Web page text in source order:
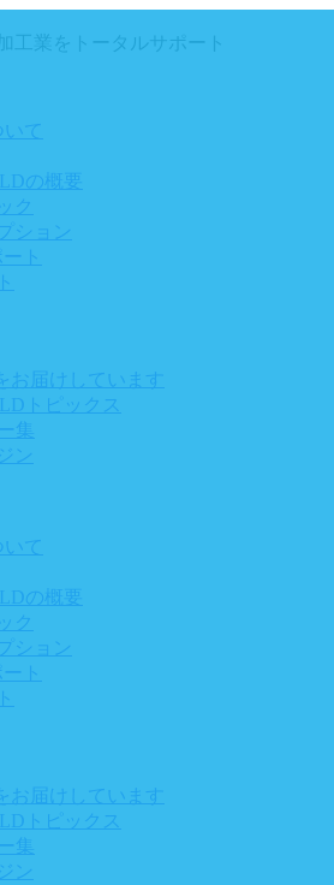
工業をトータルサポート
て
の概要
ク
ション
ト
お届けしています
トピックス
集
ン
て
の概要
ク
ション
ト
お届けしています
トピックス
集
ン